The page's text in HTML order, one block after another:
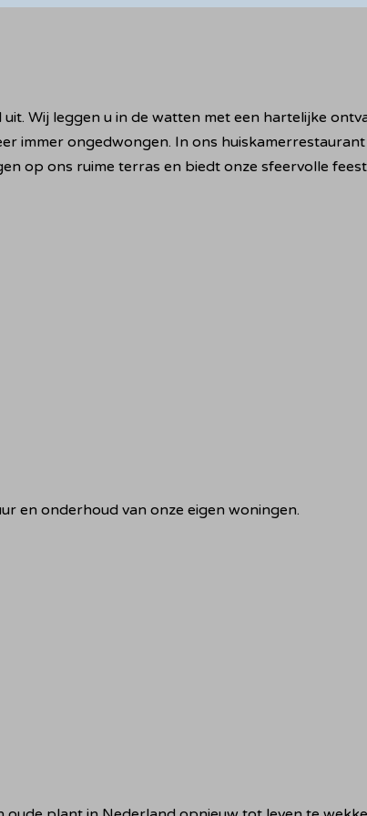
Wij leggen u in de watten met een hartelijke
immer ongedwongen. In ons
op ons ruime terras en biedt onze sfeervolle
en onderhoud van onze eigen woningen.